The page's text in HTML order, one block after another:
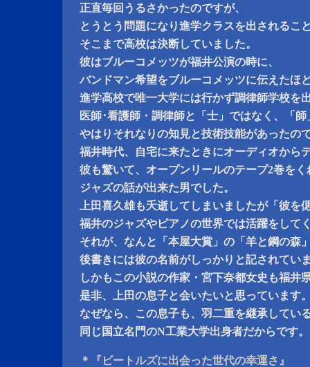
正直毎回うるさかったのですが、
とうとう問題になり進学クラスを出されるこ
そこまで高校は決断していました。
彼はブルーコメッツが福井公演の時に、
バンドマン希望をブルーコメッツに伝えたほ
進学高校で唯一大学には行かず調律師学校を
医師･看護師・調律師と「士」ではなく、「
やはりそれなりの知見と技術技能があったの
福井時代、自宅に来たときにオーディオから
彼も驚いて、オープンリールのテープ2巻をく
ジャズの話が出来た男でした。
上田喜久雄も夭逝してしまいましたが「彼を
福井のジャズやピアノの世界では活躍をして
それが、なんと「本屋大賞」の「羊と鋼の森
後書きには彼の名前がしっかりと記されてい
しかもこの小説の作家・宮下奈都女史も福井
是非、上田の息子と会いたいと思っています
なぜなら、この息子も、羽二重を継承してい
同じ国立名門のN工業大学出身者だからです。
＊『ビートルズに出会った世代の幸運さ』